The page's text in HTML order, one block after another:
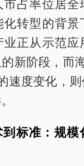
占率位居全
转型的背景
正从示范应
新阶段，而
速度变化，
标准：规模